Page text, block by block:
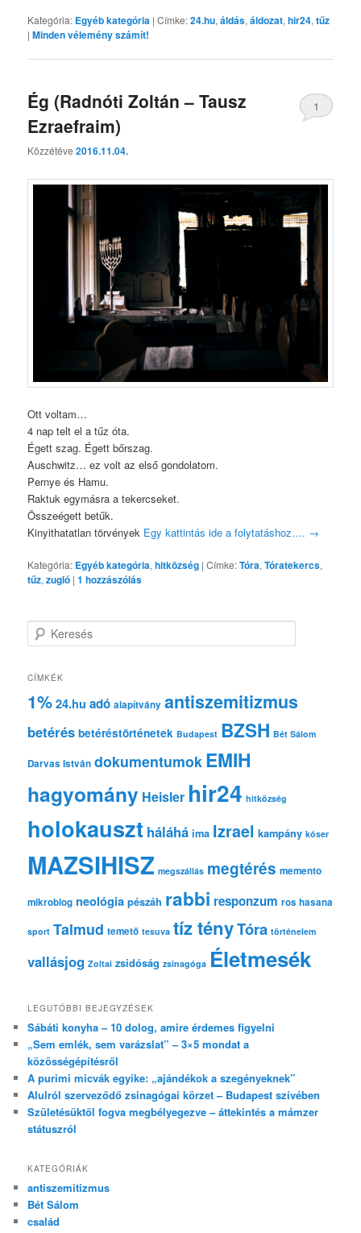
Kategória: Egyéb kategória |Címke:24.hu,áldás,áldozat,hir24,tűz
|Minden vélemény számít!
Ég (Radnóti Zoltán – Tausz
Ezraefraim)
Közzétéve2016.11.04.
1
Ott voltam…
4 nap telt el a tűz óta.
Égett szag. Égett bőrszag.
Auschwitz… ez volt az első gondolatom.
Pernye és Hamu.
Raktuk egymásra a tekercseket.
Összeégett betűk.
Kinyithatatlan törvények Egy kattintás ide a folytatáshoz…. →
Kategória: Egyéb kategória,hitközség |Címke:Tóra,Tóratekercs,
tűz,zugló |1 hozzászólás
e
e
é
CÍMKÉK
1% 24.hu adó alapítvány antiszemitizmus
betérés betéréstörténetek Budapest BZSH Bét Sálom
Darvas István dokumentumok EMIH
hagyomány Heisler hir24 hitközség
holokauszt háláhá ima Izrael kampány kóser
MAZSIHISZ megszállás megtérés memento
mikroblog neológia pészáh rabbi responzum ros hasana
sport Talmud temető tesuva tíz tényTóra történelem
vallásjog Zoltai zsidóság zsinagóga Életmesék
LEGUTÓBBI BEJEGYZÉSEK
Sábáti konyha – 10 dolog, amire érdemes figyelni
„Sem emlék, sem varázslat” – 3×5 mondat a
közösségépítésről
A purimi micvák egyike: „ajándékok a szegényeknek”
Alulról szerveződő zsinagógai körzet – Budapest szívében
Születésüktől fogva megbélyegezve – áttekintés a mámzer
státuszról
KATEGÓRIÁK
antiszemitizmus
Bét Sálom
család